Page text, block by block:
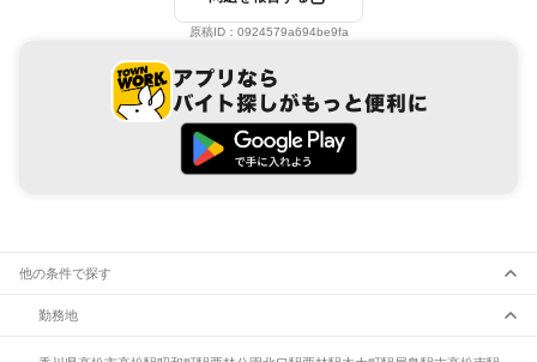
原稿ID： 0924579a694be9fa
他の条件で探す
勤務地